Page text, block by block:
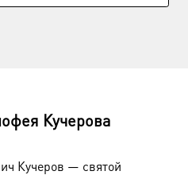
Кучерова
Кучеров — святой